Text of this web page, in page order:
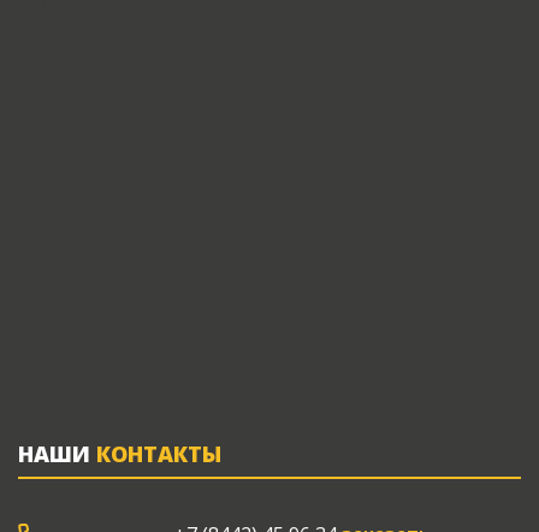
НАШИ КОНТАКТЫ